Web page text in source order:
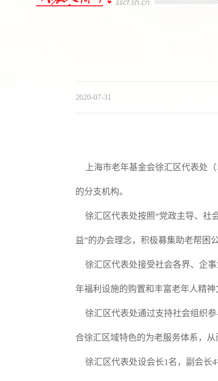
2020-07-31
上海市老年基金会徐汇区代表处（
的分支机构。
徐汇区代表处按照“党政主导、社
益”的办会理念，积极募集助老帮困
徐汇区代表处接受社会各界、企
年福利设施的购置和丰富老年人精
徐汇区代表处通过支持社会组织
合徐汇区域特色的为老服务体系，
徐汇区代表处设会长1名，副会长4